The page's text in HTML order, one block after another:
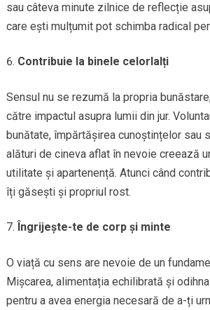
sau câteva minute zilnice de reflecție
care ești mulțumit pot schimba radical
Contribuie la binele celorlalți
Sensul nu se rezumă la propria
către impactul asupra lumii din jur.
bunătate, împărtășirea cunoștințelor sau
alături de cineva aflat în nevoie creează
utilitate și apartenență. Atunci când
îți găsești și propriul rost.
Îngrijește-te de corp și minte
O viață cu sens are nevoie de un
Mișcarea, alimentația echilibrată și
pentru a avea energia necesară de a-ți